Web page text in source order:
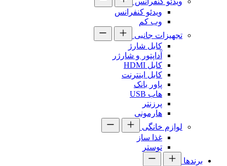
ویدئو کنفرانس
وب کم
تجهیزات جانبی
کابل شارژ
آداپتور و شارژر
کابل HDMI
کابل اینترنت
پاور بانک
هاب USB
پرزنتر
هارمونی
لوازم خانگی
غذا ساز
توستر
برندها